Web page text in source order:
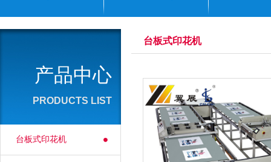
产品中心
PRODUCTS LIST
台板式印花机
台板式印花机